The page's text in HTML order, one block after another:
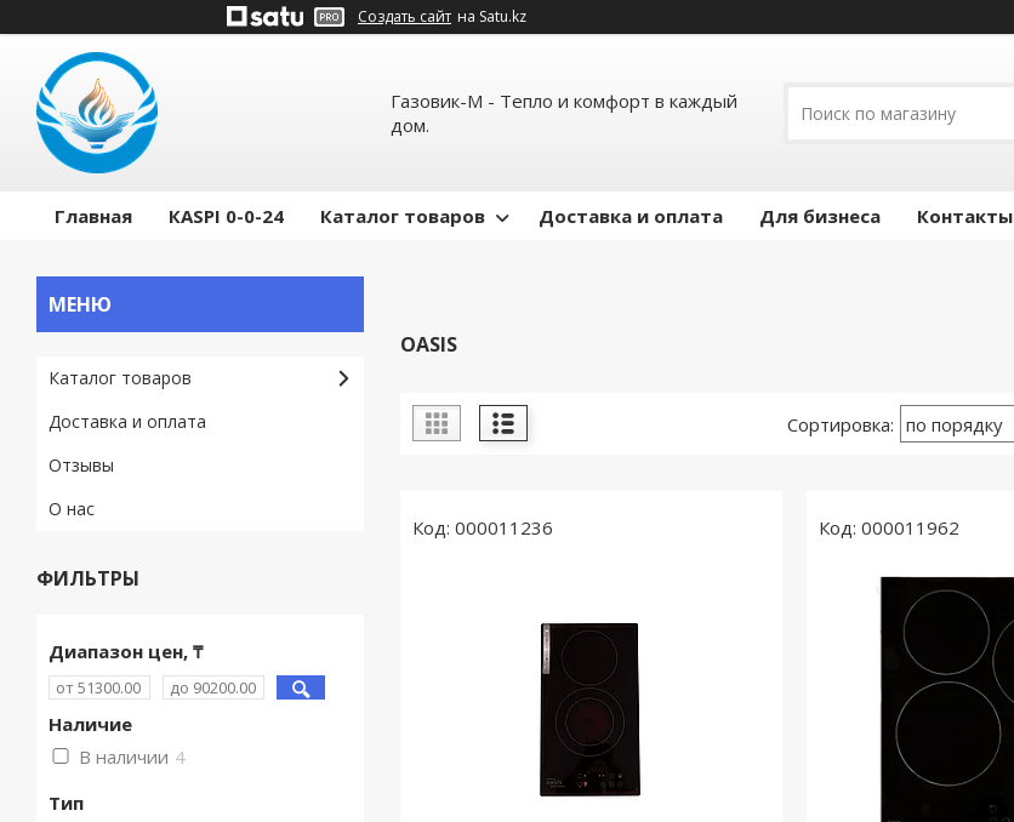
Создать сайт на Satu.kz
Газовик-М - Тепло и комфорт в каждый
дом.
Главная КASPI 0-0-24 Каталог товаров Доставка и оплата Для бизнеса Контакты
OASIS
000011236 000011962
Каталог товаров
Доставка и оплата
Отзывы
О нас
ФИЛЬТРЫ
Диапазон цен, ₸
Наличие
В наличии 4
Тип